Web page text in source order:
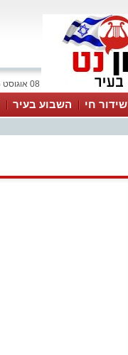
08 אוגוסט 2026 / 11:40
שידור חי השבוע בעיר